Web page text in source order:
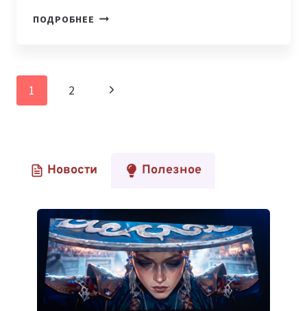
ПОДРОБНЕЕ НАЧАЛСЯ
СТАРТАПОВ
Навигация
по
1 2
Следующая
Новости Полезное